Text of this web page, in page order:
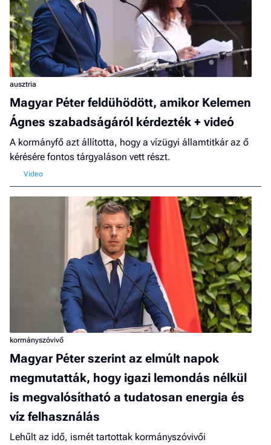
ausztria
Magyar Péter feldühödött, amikor Kelemen
Ágnes szabadságáról kérdezték + videó
A kormányfő azt állította, hogy a vízügyi államtitkár az ő
kérésére fontos tárgyaláson vett részt.
kormányszóvivő
Magyar Péter szerint az elmúlt napok
megmutatták, hogy igazi lemondás nélkül
is megvalósítható a tudatosan energia és
víz felhasználás
Lehűlt az idő, ismét tartottak kormányszóvivői